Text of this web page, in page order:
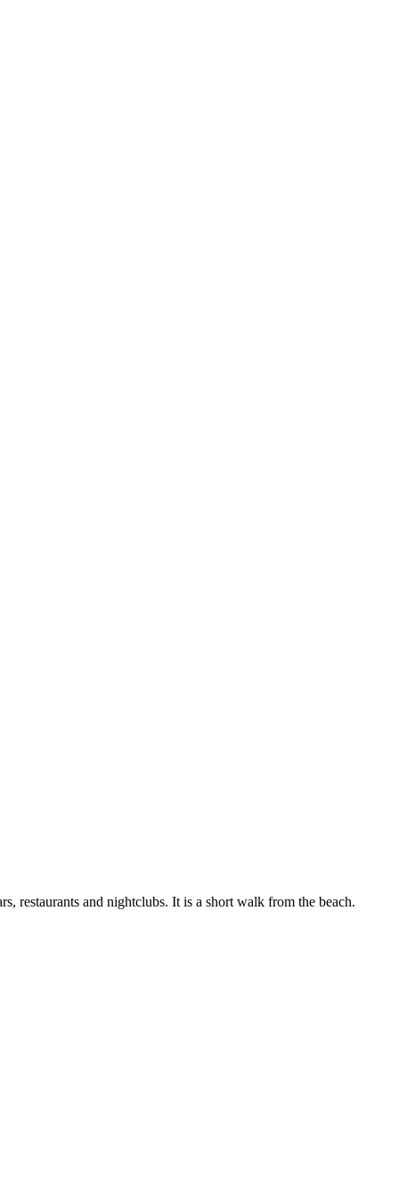
restaurants and nightclubs. It is a short walk from the beach.